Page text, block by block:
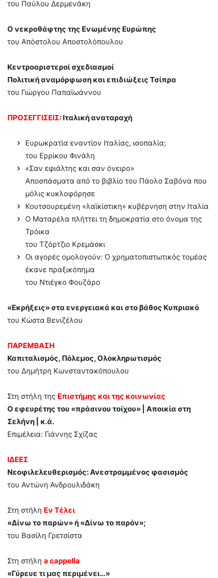
του Παύλου Δερμενάκη
Ο νεκροθάφτης της Ενωμένης Ευρώπης
του Απόστολου Αποστολόπουλου
Κεντροαριστεροί σχεδιασμοί
Πολιτική αναμόρφωση και επιδιώξεις Τσίπρα
του Γιώργου Παπαϊωάννου
ΠΡΟΣΕΓΓΙΣΕΙΣ: Ιταλική αναταραχή
Ευρωκρατία εναντίον Ιταλίας, ισοπαλία;
του Ερρίκου Φινάλη
«Σαν εφιάλτης και σαν όνειρο»
Αποσπάσματα από το βιβλίο του Πάολο Σαβόνα που
μόλις κυκλοφόρησε
Κουτσουρεμένη «λαϊκίστικη» κυβέρνηση στην Ιταλία
Ο Ματαρέλα πλήττει τη δημοκρατία στο όνομα της
Τρόικα
του Τζόρτζιο Κρεμάσκι
Οι αγορές ομολογούν: Ο χρηματοπιστωτικός τομέας
έκανε πραξικόπημα
του Ντιέγκο Φουζάρο
«Εκρήξεις» στα ενεργειακά και στο βάθος Κυπριακό
του Κώστα Βενιζέλου
ΠΑΡΕΜΒΑΣΗ
Καπιταλισμός, Πόλεμος, Ολοκληρωτισμός
του Δημήτρη Κωνσταντακόπουλου
Στη στήλη της Επιστήμης και της κοινωνίας
Ο εφευρέτης του «πράσινου τοίχου» | Αποικία στη
Σελήνη | κ.ά.
Επιμέλεια: Γιάννης Σχίζας
ΙΔΕΕΣ
Νεοφιλελευθερισμός: Ανεστραμμένος φασισμός
του Αντώνη Ανδρουλιδάκη
Στη στήλη Εν Τέλει
«Δίνω το παρών» ή «Δίνω το παρόν»;
του Βασίλη Γρετσίστα
Στη στήλη a cappella
«Γύρευε τι μας περιμένει…»